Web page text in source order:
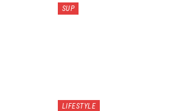
SUP
LIFESTYLE